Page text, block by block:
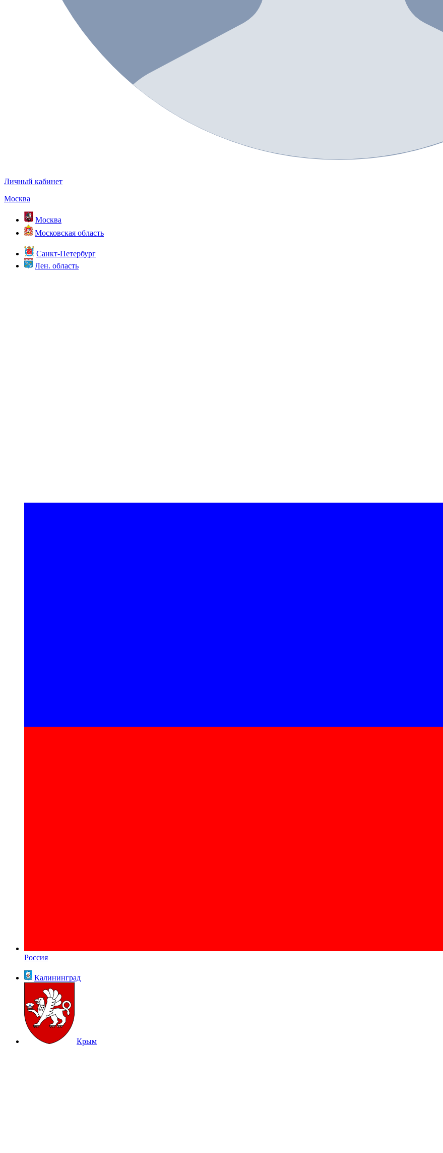
Личный кабинет
Москва
Москва
Московская область
Санкт-Петербург
Лен. область
Россия
Калининград
Крым